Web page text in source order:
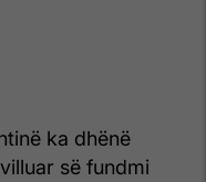
ka dhënë
së fundmi